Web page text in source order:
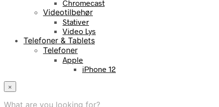
Chromecast
Videotilbehør
Stativer
Video Lys
Telefoner & Tablets
Telefoner
Apple
iPhone 12
×
What are you looking for?